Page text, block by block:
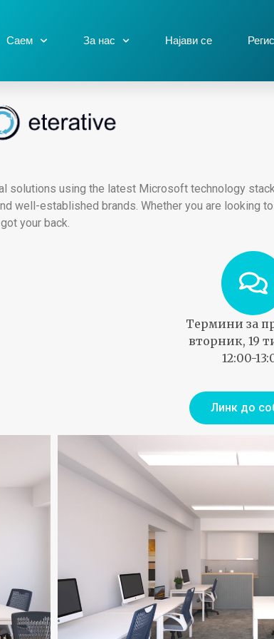
Саем За нас Најави се
using the latest Microsoft technology
well-established brands. Whether you are looking
your back.
Термини за
вторник, 19
12:00-
Линк до